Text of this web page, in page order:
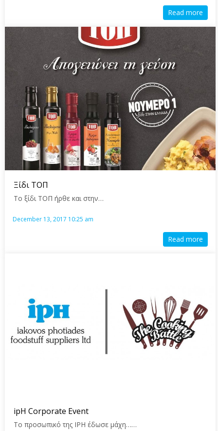
Read more
Ξίδι ΤΟΠ
Το ξίδι ΤΟΠ ήρθε και στην…
December 13, 2017 10:25 am
Read more
ipH Corporate Event
Το προσωπικό της IPH έδωσε μάχη……